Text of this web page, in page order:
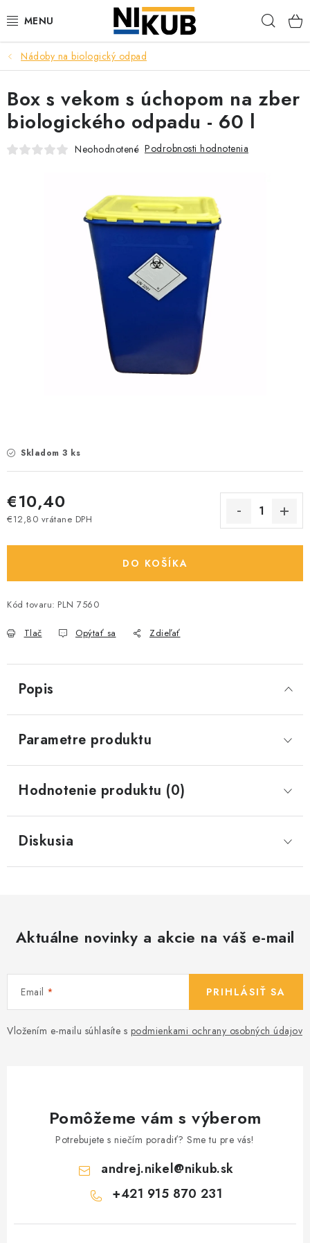
na
EKOLÓGIA
BEZPEČNOSŤ
ORGANIZÁCIA PREVÁDZKY
Obchodné podmienky Ochrana osobných údajov
Ako nakupovať
Nádoby na biologický odpad
Skladom 3 ks
€10,40
€12,80 vrátane DPH
DO KOŠÍKA
Kód tovaru: PLN 7560
Tlač Opýtať sa Zdieľať
Box s vekom s úchopom na zber
biologického odpadu - 60 l
Neohodnotené Podrobnosti hodnotenia
Popis
Parametre produktu
Hodnotenie produktu (0)
Diskusia
Aktuálne novinky a akcie na váš e-mail
Email
Vložením e-mailu súhlasíte s podmienkami ochrany osobných údajov
PRIHLÁSIŤ SA
Pomôžeme vám s výberom
Potrebujete s niečím poradiť? Sme tu pre vás!
andrej.nikel@nikub.sk
+421 915 870 231